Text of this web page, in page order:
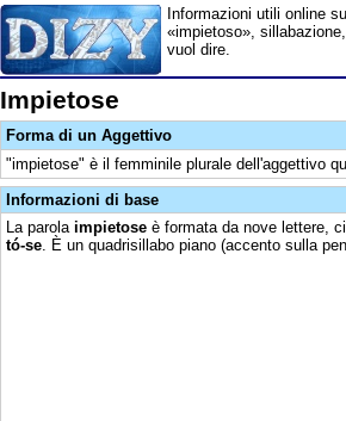
Informazioni utili online
«impietoso»,
vuol dire.
Impietose
Forma di un Aggettivo
"impietose" è il femminile plurale dell'aggettivo
Informazioni di base
La parola impietose è formata da nove lettere,
tó-se . È un quadrisillabo piano (accento sulla